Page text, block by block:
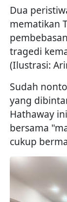
Dua
mematikan
tragedi
(Ilustrasi:
Sudah
yang
Hathaway
bersama
cukup